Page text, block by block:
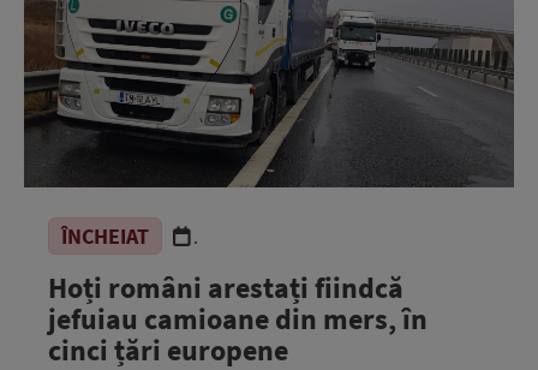
ÎNCHEIAT .
Hoți români arestați fiindcă
jefuiau camioane din mers, în
cinci țări europene